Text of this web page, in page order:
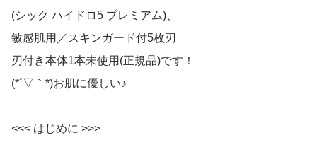
(シック ハイドロ5 プレミアム)、
敏感肌用／スキンガード付5枚刃
刃付き本体1本未使用(正規品)です！
(*´▽｀*)お肌に優しい♪
<<< はじめに >>>